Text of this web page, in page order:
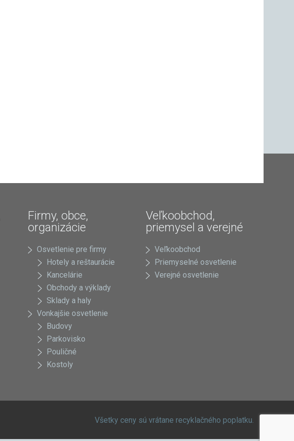
Firmy, obce,
organizácie
Osvetlenie pre firmy
Hotely a reštaurácie
Kancelárie
Obchody a výklady
Sklady a haly
Vonkajšie osvetlenie
Budovy
Parkovisko
Pouličné
Kostoly
Veľkoobchod,
priemysel a verejné
Veľkoobchod
Priemyselné osvetlenie
Verejné osvetlenie
Všetky ceny sú vrátane recyklačného poplatku.